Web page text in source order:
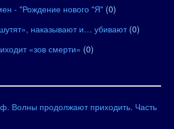
- "Рождение нового "Я" (0)
наказывают и… убивают (0)
«зов смерти» (0)
Волны продолжают приходить. Часть